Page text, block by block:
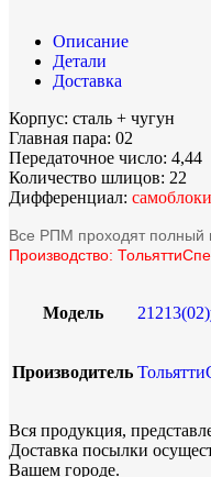
Описание
Детали
Доставка
Корпус: сталь + чугун
Главная пара: 02
Передаточное число: 4,44
Количество шлицов: 22
Дифференциал:
Все РПМ проходят полный
Производство:
Модель
Производитель
Вся продукция,
Доставка посылки
Вашем городе.